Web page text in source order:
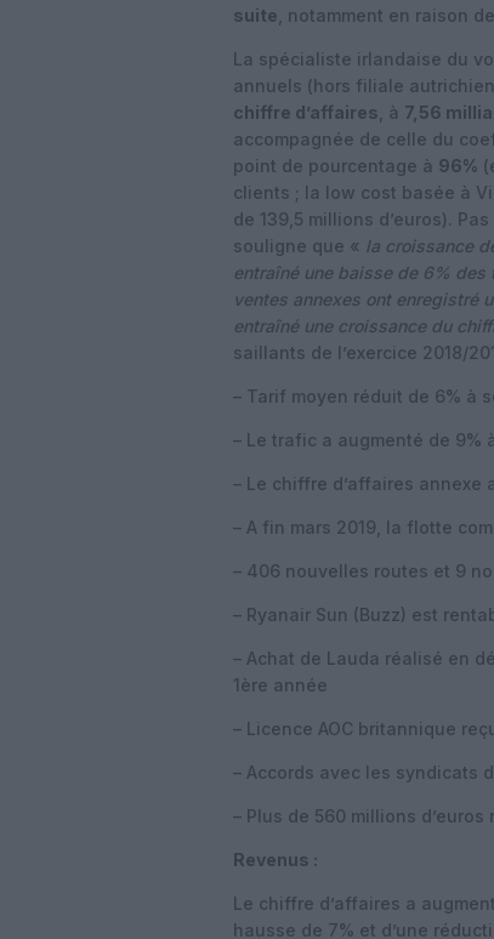
suite , notamment en raison
La spécialiste irlandaise du
annuels (hors filiale
chiffre d’affaires , à 7,56
accompagnée de celle du
point de pourcentage à 96%
clients ; la low cost basée à
de 139,5 millions d’euros).
souligne que « la croissance
entraîné une baisse de 6%
ventes annexes ont enregistré
entraîné une croissance du
saillants de l’exercice 2018/
– Tarif moyen réduit de 6% à
– Le trafic a augmenté de 9%
– Le chiffre d’affaires annexe
– A fin mars 2019, la flotte
– 406 nouvelles routes et 9
– Ryanair Sun (Buzz) est
– Achat de Lauda réalisé en
1ère année
– Licence AOC britannique
– Accords avec les syndicats
– Plus de 560 millions
Revenus :
Le chiffre d’affaires a
hausse de 7% et d’une